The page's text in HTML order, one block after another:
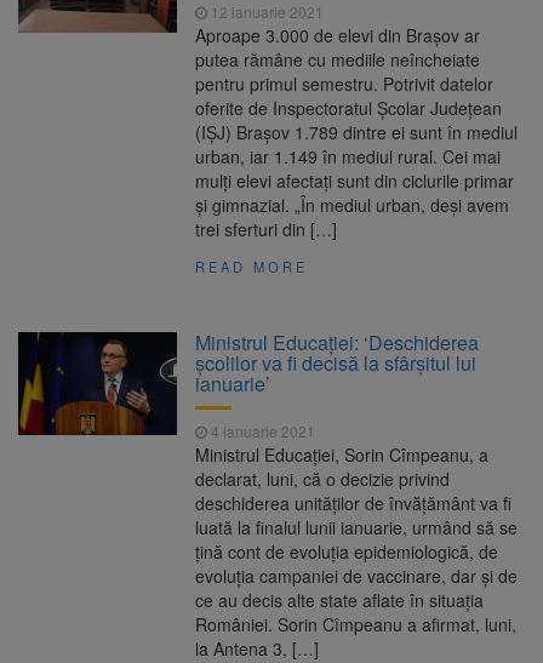
12 ianuarie 2021
Aproape 3.000 de elevi din Brașov ar
putea rămâne cu mediile neîncheiate
pentru primul semestru. Potrivit datelor
oferite de Inspectoratul Şcolar Judeţean
(IŞJ) Braşov 1.789 dintre ei sunt în mediul
urban, iar 1.149 în mediul rural. Cei mai
mulţi elevi afectați sunt din ciclurile primar
şi gimnazial. „În mediul urban, deşi avem
trei sferturi din […]
READ MORE
Ministrul Educaţiei: ‘Deschiderea
școlilor va fi decisă la sfârșitul lui
ianuarie’
4 ianuarie 2021
Ministrul Educaţiei, Sorin Cîmpeanu, a
declarat, luni, că o decizie privind
deschiderea unităţilor de învăţământ va fi
luată la finalul lunii ianuarie, urmând să se
ţină cont de evoluţia epidemiologică, de
evoluţia campaniei de vaccinare, dar şi de
ce au decis alte state aflate în situaţia
României. Sorin Cîmpeanu a afirmat, luni,
la Antena 3, […]